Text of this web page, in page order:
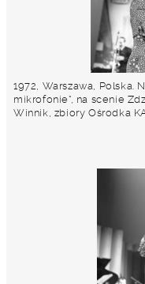
1972, Warszawa, Polska.
mikrofonie", na scenie
Winnik, zbiory Ośrodka